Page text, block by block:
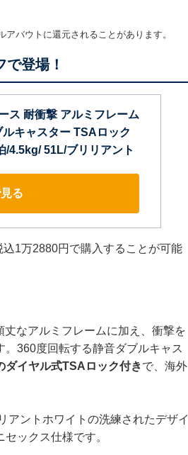
バウトに還元されることがあります。
登場！
ス 耐衝撃 アルミフレーム
キャスター TSAロック
/4.5kg/ 51L/ブリリアント
る
1万2880円で購入することが可能
丈なアルミフレームに加え、衝撃を
360度回転する静音ダブルキャス
ダイヤル式TSAロック付きで、海外
アントホワイトの洗練されたデザイ
ックス仕様です。